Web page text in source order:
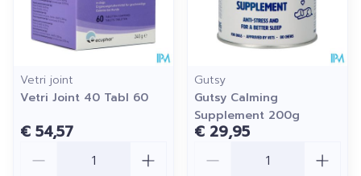
Vetri joint
Vetri Joint 40 Tabl 60
€ 54,57
Gutsy
Gutsy Calming
Supplement 200g
€ 29,95